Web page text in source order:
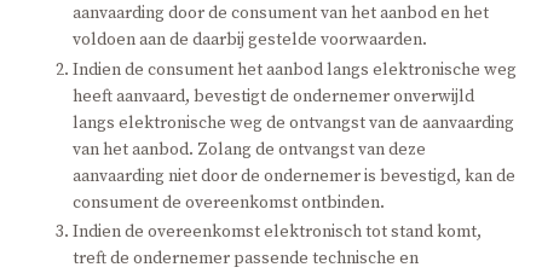
aanvaarding door de consument van het aanbod en het
voldoen aan de daarbij gestelde voorwaarden.
Indien de consument het aanbod langs elektronische weg
heeft aanvaard, bevestigt de ondernemer onverwijld
langs elektronische weg de ontvangst van de aanvaarding
van het aanbod. Zolang de ontvangst van deze
aanvaarding niet door de ondernemer is bevestigd, kan de
consument de overeenkomst ontbinden.
Indien de overeenkomst elektronisch tot stand komt,
treft de ondernemer passende technische en